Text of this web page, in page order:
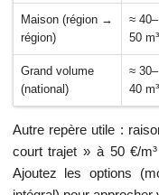
Maison (région →
région)
≈ 40–
50 m³
Grand volume
(national)
≈ 30–
40 m³
Autre repère utile :
court trajet » à 50 €/
Ajoutez les options